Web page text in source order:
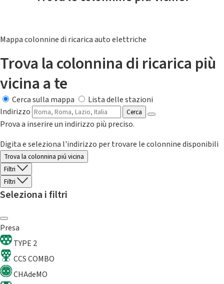
Mappa colonnine di ricarica auto elettriche
Trova la colonnina di ricarica più
vicina a te
Cerca sulla mappa
Lista delle stazioni
Indirizzo
Cerca
Prova a inserire un indirizzo più preciso.
Digita e seleziona l'indirizzo per trovare le colonnine disponibili
Trova la colonnina piú vicina
Filtri
Filtri
Seleziona i filtri
Presa
TYPE 2
CCS COMBO
CHAdeMO